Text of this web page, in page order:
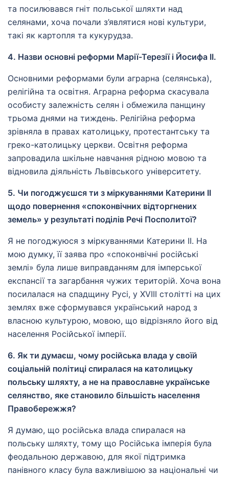
та посилювався гніт польської шляхти над
селянами, хоча почали з’являтися нові культури,
такі як картопля та кукурудза.
4. Назви основні реформи Марії-Терезії і Йосифа II.
Основними реформами були аграрна (селянська),
релігійна та освітня. Аграрна реформа скасувала
особисту залежність селян і обмежила панщину
трьома днями на тиждень. Релігійна реформа
зрівняла в правах католицьку, протестантську та
греко-католицьку церкви. Освітня реформа
запровадила шкільне навчання рідною мовою та
відновила діяльність Львівського університету.
5. Чи погоджуєшся ти з міркуваннями Катерини II
щодо повернення «споконвічних відторгнених
земель» у результаті поділів Речі Посполитої?
Я не погоджуюся з міркуваннями Катерини II. На
мою думку, її заява про «споконвічні російські
землі» була лише виправданням для імперської
експансії та загарбання чужих територій. Хоча вона
посилалася на спадщину Русі, у XVIII столітті на цих
землях вже сформувався український народ з
власною культурою, мовою, що відрізняло його від
населення Російської імперії.
6. Як ти думаєш, чому російська влада у своїй
соціальній політиці спиралася на католицьку
польську шляхту, а не на православне українське
селянство, яке становило більшість населення
Правобережжя?
Я думаю, що російська влада спиралася на
польську шляхту, тому що Російська імперія була
феодальною державою, для якої підтримка
панівного класу була важливішою за національні чи